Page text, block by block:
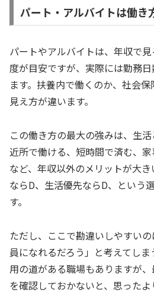
パート・アルバイトは働き
パートやアルバイトは、年収で
度が目安ですが、実際には勤務
ます。扶養内で働くのか、社会
見え方が違います。
この働き方の最大の強みは、生活
近所で働ける、短時間で済む、
など、年収以外のメリットが大
ならD、生活優先ならD、という
す。
ただし、ここで勘違いしやすい
員になれるだろう」と考えてし
用の道がある職場もありますが
を確認しておかないと、思った